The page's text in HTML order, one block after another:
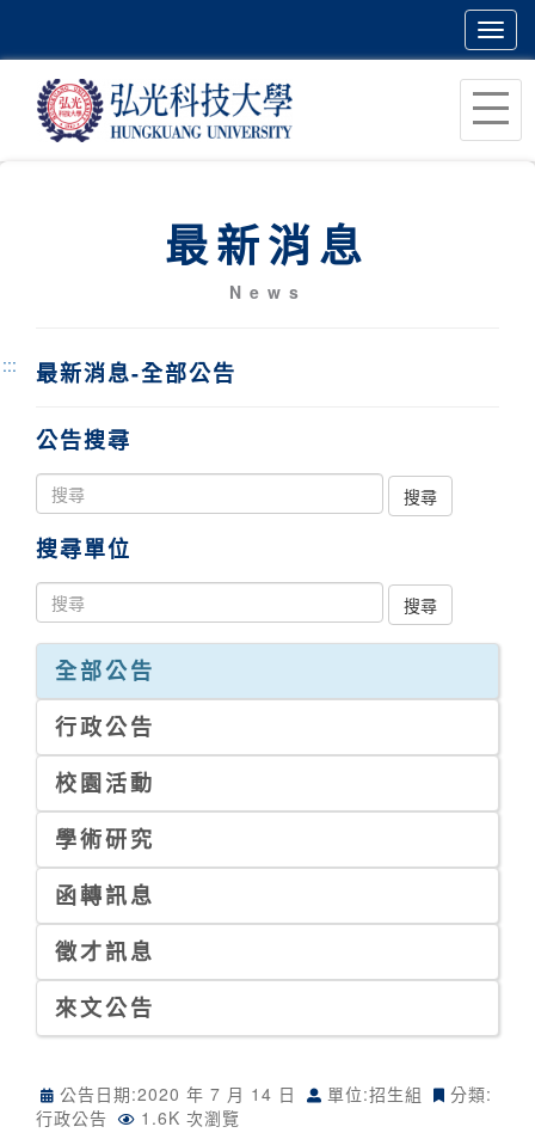
最新消息
News
::: 最新消息-全部公告
公告搜尋
搜尋單位
全部公告
行政公告
校園活動
學術研究
函轉訊息
徵才訊息
來文公告
公告日期:2020 年 7 月 14 日 單位:招生組
分類:
行政公告
1.6K 次瀏覽